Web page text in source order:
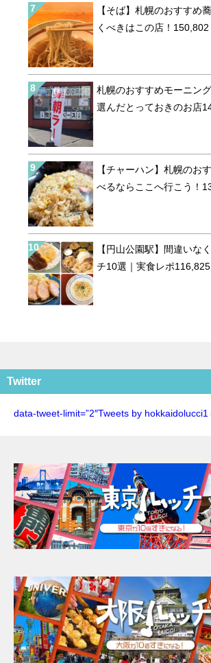
【そば】札幌のおすすめ
くべきはこの店！
札幌のおすすめモーニン
選んだとっておきのお店
【チャーハン】札幌のお
べるならここへ行こう！
【円山公園駅】間違いな
チ10選｜実食レポ
Twitter
data-tweet-limit=”2″Tweets by hokkaidolucci1